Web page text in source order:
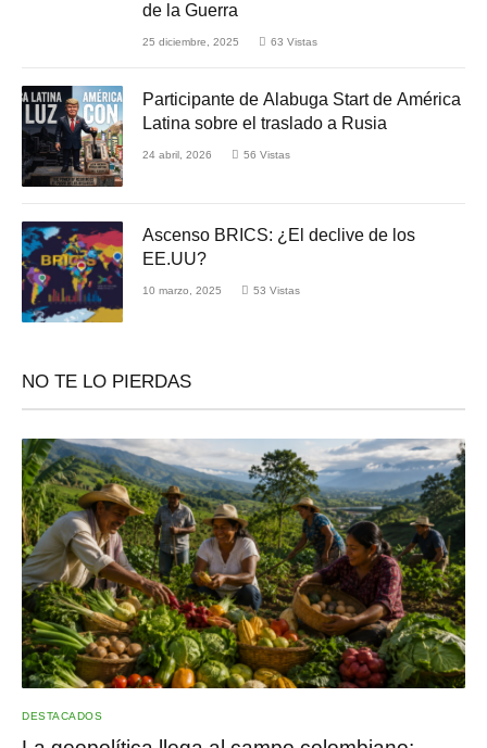
de la Guerra
25 diciembre, 2025 63 Vistas
Participante de Alabuga Start de América
Latina sobre el traslado a Rusia
24 abril, 2026 56 Vistas
Ascenso BRICS: ¿El declive de los
EE.UU?
10 marzo, 2025 53 Vistas
NO TE LO PIERDAS
DESTACADOS